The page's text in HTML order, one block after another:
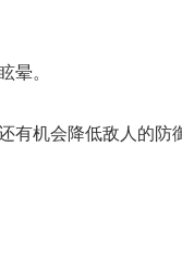
晕。
有机会降低敌人的防
与Coser大赏